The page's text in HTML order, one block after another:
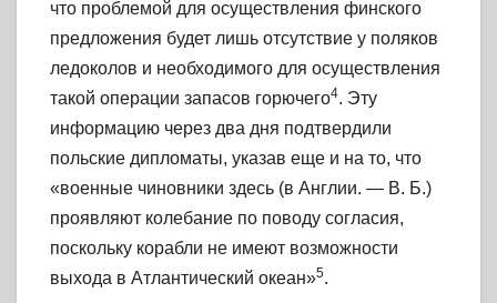
что проблемой для осуществления финского
предложения будет лишь отсутствие у поляков
ледоколов и необходимого для осуществления
такой операции запасов горючего4. Эту
информацию через два дня подтвердили
польские дипломаты, указав еще и на то, что
«военные чиновники здесь (в Англии. — В. Б.)
проявляют колебание по поводу согласия,
поскольку корабли не имеют возможности
выхода в Атлантический океан»5.